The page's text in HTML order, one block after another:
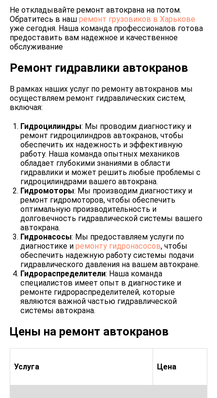
Не откладывайте ремонт автокрана на потом.
Обратитесь в наш ремонт грузовиков в Харькове
уже сегодня. Наша команда профессионалов готова
предоставить вам надежное и качественное
обслуживание
Ремонт гидравлики автокранов
В рамках наших услуг по ремонту автокранов мы
осуществляем ремонт гидравлических систем,
включая:
Гидроцилиндры: Мы проводим диагностику и
ремонт гидроцилиндров автокранов, чтобы
обеспечить их надежность и эффективную
работу. Наша команда опытных механиков
обладает глубокими знаниями в области
гидравлики и может решить любые проблемы с
гидроцилиндрами вашего автокрана.
Гидромоторы: Мы производим диагностику и
ремонт гидромоторов, чтобы обеспечить
оптимальную производительность и
долговечность гидравлической системы вашего
автокрана.
Гидронасосы: Мы предоставляем услуги по
диагностике и ремонту гидронасосов, чтобы
обеспечить надежную работу системы подачи
гидравлического давления на вашем автокране.
Гидрораспределители: Наша команда
специалистов имеет опыт в диагностике и
ремонте гидрораспределителей, которые
являются важной частью гидравлической
системы автокрана.
Цены на ремонт автокранов
Услуга Цена